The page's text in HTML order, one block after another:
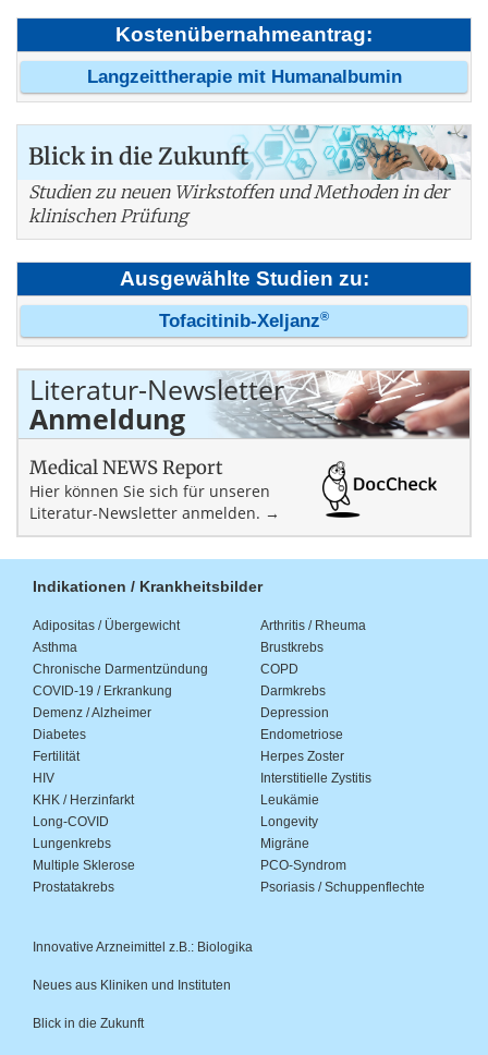
Kostenübernahmeantrag:
Langzeittherapie mit Humanalbumin
Blick in die Zukunft
Studien zu neuen Wirkstoffen und Methoden in der
klinischen Prüfung
Ausgewählte Studien zu:
Tofacitinib-Xeljanz®
Literatur-Newsletter
Anmeldung
Medical NEWS Report
Hier können Sie sich für unseren
Literatur-Newsletter anmelden. →
Indikationen / Krankheitsbilder
Adipositas / Übergewicht
Arthritis / Rheuma
Asthma
Brustkrebs
Chronische Darmentzündung
COPD
COVID-19 / Erkrankung
Darmkrebs
Demenz / Alzheimer
Depression
Diabetes
Endometriose
Fertilität
Herpes Zoster
HIV
Interstitielle Zystitis
KHK / Herzinfarkt
Leukämie
Long-COVID
Longevity
Lungenkrebs
Migräne
Multiple Sklerose
PCO-Syndrom
Prostatakrebs
Psoriasis / Schuppenflechte
Innovative Arzneimittel z.B.: Biologika
Neues aus Kliniken und Instituten
Blick in die Zukunft